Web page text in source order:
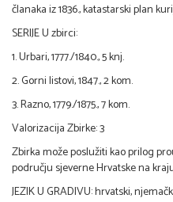
članaka iz 1836., katastarski plan
SERIJE U zbirci:
1. Urbari, 1777./1840., 5 knj.
2. Gorni listovi, 1847., 2 kom.
3. Razno, 1779./1875., 7 kom.
Valorizacija Zbirke: 3
Zbirka može poslužiti kao prilog
području sjeverne Hrvatske na
JEZIK U GRADIVU: hrvatski,